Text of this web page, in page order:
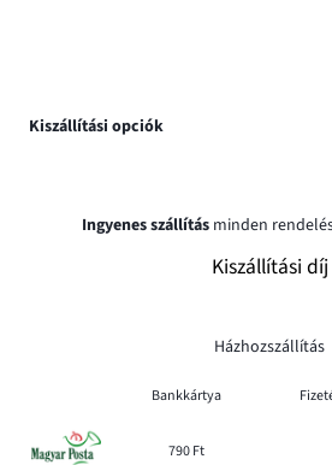
Kiszállítási opciók
Ingyenes szállítás minden
Kiszállítási díj
Házhozszállítás
Bankkártya
790 Ft